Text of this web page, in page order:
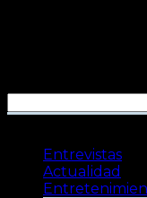
Entrevistas
Actualidad